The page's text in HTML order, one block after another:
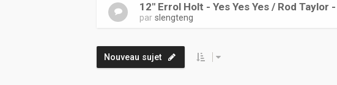
12" Errol Holt - Yes Yes Yes / Rod Taylor
parslengteng
Nouveau sujet